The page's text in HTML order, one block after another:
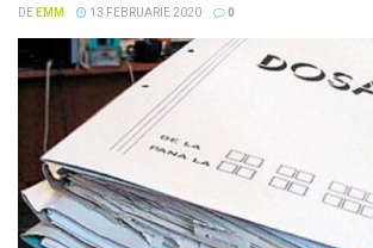
DE EMM 13 FEBRUARIE 2020 0